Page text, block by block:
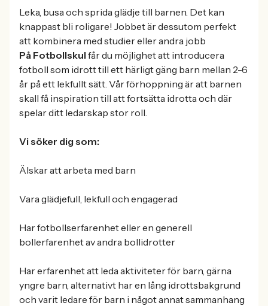
Leka, busa och sprida glädje till barnen. Det kan
knappast bli roligare! Jobbet är dessutom perfekt
att kombinera med studier eller andra jobb
På Fotbollskul får du möjlighet att introducera
fotboll som idrott till ett härligt gäng barn mellan 2-6
år på ett lekfullt sätt. Vår förhoppning är att barnen
skall få inspiration till att fortsätta idrotta och där
spelar ditt ledarskap stor roll.
Vi söker dig som:
Älskar att arbeta med barn
Vara glädjefull, lekfull och engagerad
Har fotbollserfarenhet eller en generell
bollerfarenhet av andra bollidrotter
Har erfarenhet att leda aktiviteter för barn, gärna
yngre barn, alternativt har en lång idrottsbakgrund
och varit ledare för barn i något annat sammanhang